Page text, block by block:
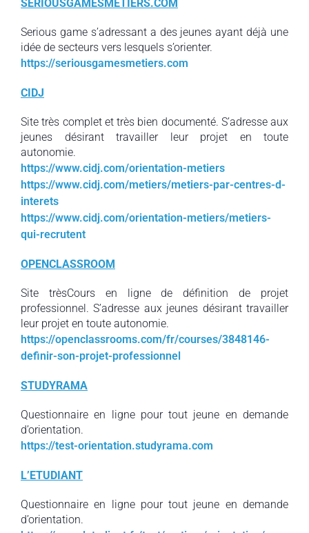
SERIOUSGAMESMETIERS.COM
Serious game s’adressant a des jeunes ayant déjà une
idée de secteurs vers lesquels s’orienter.
https://seriousgamesmetiers.com
CIDJ
Site très complet et très bien documenté. S’adresse aux
jeunes désirant travailler leur projet en toute
autonomie.
https://www.cidj.com/orientation-metiers
https://www.cidj.com/metiers/metiers-par-centres-d-
interets
https://www.cidj.com/orientation-metiers/metiers-
qui-recrutent
OPENCLASSROOM
Site trèsCours en ligne de définition de projet
professionnel. S’adresse aux jeunes désirant travailler
leur projet en toute autonomie.
https://openclassrooms.com/fr/courses/3848146-
definir-son-projet-professionnel
STUDYRAMA
Questionnaire en ligne pour tout jeune en demande
d’orientation.
https://test-orientation.studyrama.com
L’ETUDIANT
Questionnaire en ligne pour tout jeune en demande
d’orientation.